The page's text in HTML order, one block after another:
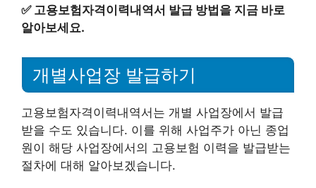
✅ 고용보험자격이력내역서 발급 방법을 지금 바로
알아보세요.
개별사업장 발급하기
고용보험자격이력내역서는 개별 사업장에서 발급
받을 수도 있습니다. 이를 위해 사업주가 아닌 종업
원이 해당 사업장에서의 고용보험 이력을 발급받는
절차에 대해 알아보겠습니다.